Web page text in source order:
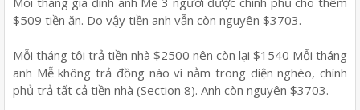
$509 tiền ăn. Do vậy tiền anh vẫn còn nguyên $3703.
Mỗi tháng tôi trả tiền nhà $2500 nên còn lại $1540 Mỗi tháng
anh Mễ không trả đồng nào vì nằm trong diện nghèo, chính
phủ trả tất cả tiền nhà (Section 8). Anh còn nguyên $3703.